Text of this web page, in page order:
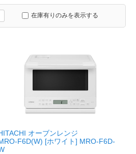
在庫有りのみを表示する
オーブンレンジ
F6D(W) [ホワイト] MRO-F6D-